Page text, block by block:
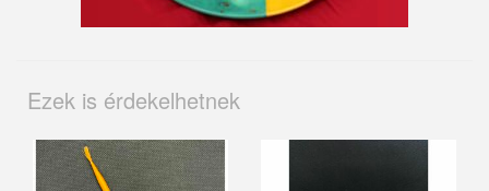
Ezek is érdekelhetnek